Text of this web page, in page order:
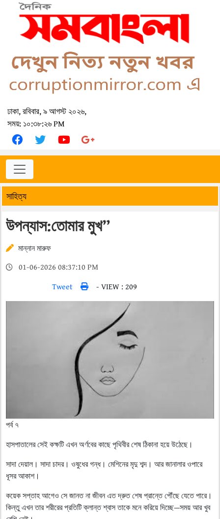
ঢাকা, রবিবার, ৯ আগস্ট ২০২৬,
সময়: ১০:৩৮:২৬ PM
সাহিত্য
উপন্যাস:তোমার মুখ”
মান্নান মারুফ
01-06-2026 08:37:10 PM
Tweet
- VIEW : 209
পর্ব ৭
হাসপাতালের সেই কক্ষটি এখন অর্ণবের কাছে পৃথিবীর শেষ ঠিকানা হয়ে উঠেছে।
সাদা দেয়াল। সাদা চাদর। ওষুধের গন্ধ। মেশিনের মৃদু শব্দ। আর জানালার ওপারে
ধূসর আকাশ।
কয়েক সপ্তাহ আগেও সে জানত না জীবন এত দ্রুত শেষ প্রান্তে পৌঁছে যেতে পারে।
কিন্তু এখন তার শরীরের প্রতিটি ক্লান্ত শ্বাস তাকে মনে করিয়ে দিচ্ছে—সময় আর খুব